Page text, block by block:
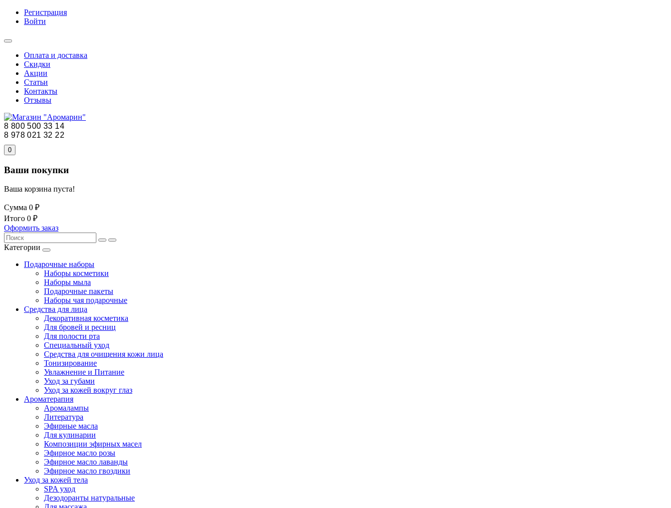
Регистрация
Войти
Оплата и доставка
Скидки
Акции
Статьи
Контакты
Отзывы
8 800 500 33 14
8 978 021 32 22
0
Ваши покупки
Ваша корзина пуста!
Сумма 0 ₽
Итого 0 ₽
Оформить заказ
Категории
Подарочные наборы
Наборы косметики
Наборы мыла
Подарочные пакеты
Наборы чая подарочные
Средства для лица
Декоративная косметика
Для бровей и ресниц
Для полости рта
Специальный уход
Средства для очищения кожи лица
Тонизирование
Увлажнение и Питание
Уход за губами
Уход за кожей вокруг глаз
Ароматерапия
Аромалампы
Литература
Эфирные масла
Для кулинарии
Композиции эфирных масел
Эфирное масло розы
Эфирное масло лаванды
Эфирное масло гвоздики
Уход за кожей тела
SPA уход
Дезодоранты натуральные